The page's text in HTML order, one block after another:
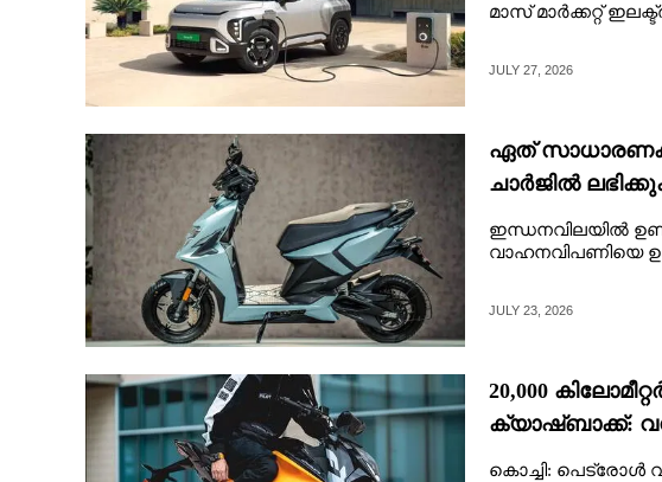
മാസ്‌ മാർക്കറ്റ്
JULY 27, 2026
ഏത്
ചാർജിൽ
ഇന്ധനവിലയിൽ
വാഹനവിപണിയെ
JULY 23, 2026
20,000
ക്യാഷ്ബാക്ക്:
അൾട്രാവയലറ്റ്
കൊച്ചി: പെട്രോൾ